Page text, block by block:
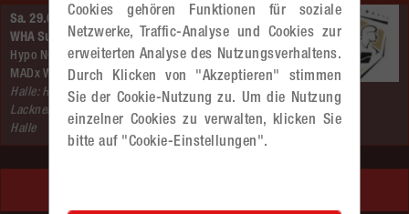
Sa. 29.08.2026 | 20:25 Uhr |
WHA Supercup
Hypo NÖ –
MADx WAT Atzgersdorf
Halle: Hans–
Lackner–
Halle
Cookies gehören Funktionen für soziale
Netzwerke, Traffic-Analyse und Cookies zur
erweiterten Analyse des Nutzungsverhaltens.
Durch Klicken von "Akzeptieren" stimmen
Sie der Cookie-Nutzung zu. Um die Nutzung
einzelner Cookies zu verwalten, klicken Sie
bitte auf "Cookie-Einstellungen".